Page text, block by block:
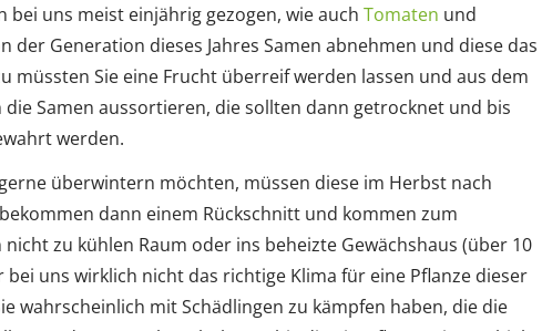
bei uns meist einjährig gezogen, wie auch Tomaten und
der Generation dieses Jahres Samen abnehmen und diese das
müssten Sie eine Frucht überreif werden lassen und aus dem
Samen aussortieren, die sollten dann getrocknet und bis
werden.
überwintern möchten, müssen diese im Herbst nach
dann einem Rückschnitt und kommen zum
zu kühlen Raum oder ins beheizte Gewächshaus (über 10
bei uns wirklich nicht das richtige Klima für eine Pflanze dieser
wahrscheinlich mit Schädlingen zu kämpfen haben, die die